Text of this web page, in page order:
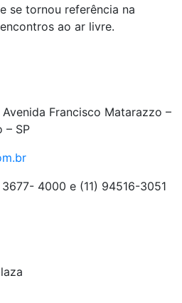
se tornou referência na
ao ar livre.
Francisco Matarazzo –
– SP
4000 e (11) 94516-3051